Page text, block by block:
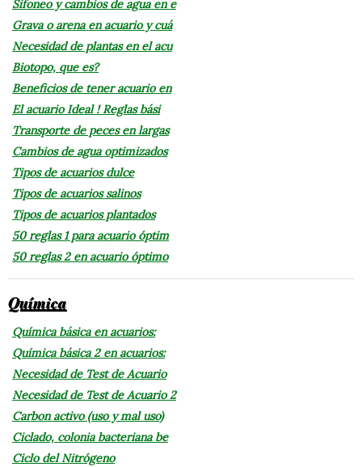
Sifoneo y cambios de agua en e
Grava o arena en acuario y cuá
Necesidad de plantas en el acu
Biotopo, que es?
Beneficios de tener acuario en
El acuario Ideal ! Reglas bási
Transporte de peces en largas
Cambios de agua optimizados
Tipos de acuarios dulce
Tipos de acuarios salinos
Tipos de acuarios plantados
50 reglas 1 para acuario óptim
50 reglas 2 en acuario óptimo
Química
Química básica en acuarios:
Química básica 2 en acuarios:
Necesidad de Test de Acuario
Necesidad de Test de Acuario 2
Carbon activo (uso y mal uso)
Ciclado, colonia bacteriana be
Ciclo del Nitrógeno